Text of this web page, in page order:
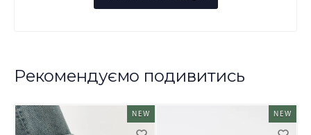
Рекомендуємо подивитись
NEW NEW